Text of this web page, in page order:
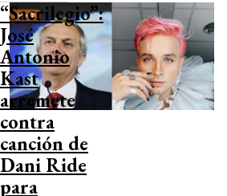
“Sacrilegio”:
José
Antonio
Kast
arremete
contra
canción de
Dani Ride
para